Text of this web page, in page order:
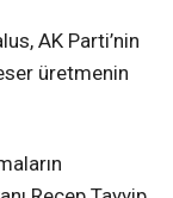
AK Parti’nin
üretmenin